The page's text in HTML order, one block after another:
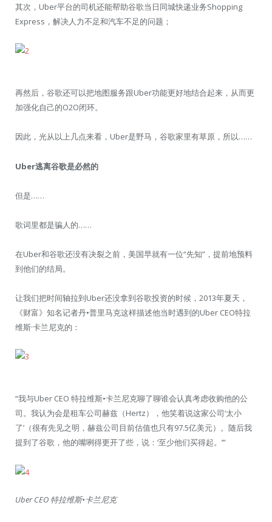
其次，Uber平台的司机还能帮助谷歌当日同城快递业务Shopping
Express，解决人力不足和汽车不足的问题；
再然后，谷歌还可以把地图服务跟Uber功能更好地结合起来，从而更
加强化自己的O2O闭环。
因此，光从以上几点来看，Uber是野马，谷歌家里有草原，所以……
Uber逃离谷歌是必然的
但是……
歌词里都是骗人的……
在Uber和谷歌还没有决裂之前，美国早就有一位“先知”，提前地预料
到他们的结局。
让我们把时间轴拉到Uber还没拿到谷歌投资的时候，2013年夏天，
《财富》知名记者丹•普里马克这样描述他当时遇到的Uber CEO特拉
维斯·卡兰尼克的：
“我与Uber CEO 特拉维斯•卡兰尼克聊了聊谁会认真考虑收购他的公
司。我认为会是租车公司赫兹（Hertz），他笑着说这家公司‘太小
了’（很有先见之明，赫兹公司目前估值也只有97.5亿美元）。随后我
提到了谷歌，他的嘴咧得更开了些，说：‘至少他们买得起。’”
Uber CEO 特拉维斯•卡兰尼克